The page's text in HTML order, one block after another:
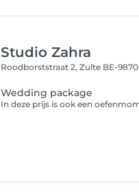
Studio Zahra
Roodborststraat 2,Zulte BE-9870
Wedding package